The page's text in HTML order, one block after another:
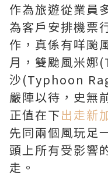
作為旅遊從業員
為客戶安排機票
作，真係有咩颱
月，雙颱風米
沙(Typhoon
嚴陣以待，史無
正值在下出走新
先同兩個風玩足
頭上所有受影響
走。